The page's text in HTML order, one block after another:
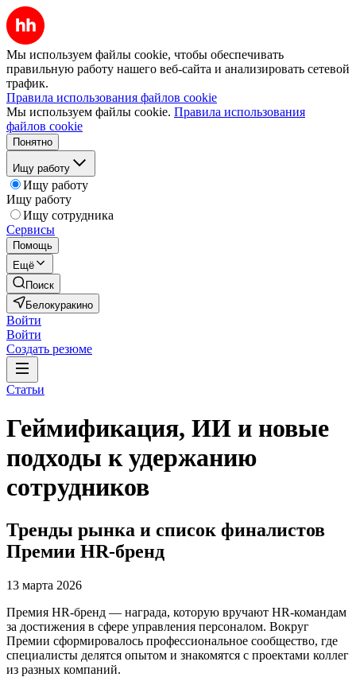
Мы используем файлы cookie, чтобы обеспечивать
правильную работу нашего веб-сайта и анализировать сетевой
трафик.
Правила использования файлов cookie
Мы используем файлы cookie. Правила использования
файлов cookie
Понятно
Ищу работу
Ищу работу
Ищу работу
Ищу сотрудника
Сервисы
Помощь
Ещё
Поиск
Белокуракино
Войти
Войти
Создать резюме
Статьи
Геймификация, ИИ и новые
подходы к удержанию
сотрудников
Тренды рынка и список финалистов
Премии HR-бренд
13 марта 2026
Премия HR-бренд — награда, которую вручают HR-командам
за достижения в сфере управления персоналом. Вокруг
Премии сформировалось профессиональное сообщество, где
специалисты делятся опытом и знакомятся с проектами коллег
из разных компаний.